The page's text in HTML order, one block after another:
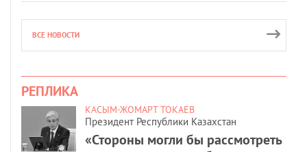
ВСЕ НОВОСТИ
РЕПЛИКА
КАСЫМ-ЖОМАРТ ТОКАЕВ
Президент Республики Казахстан
«Стороны могли бы рассмотреть